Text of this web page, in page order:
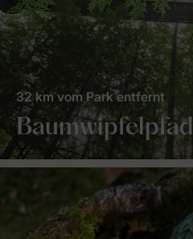
Baumwipfelpfad
32 km vom Park entfernt